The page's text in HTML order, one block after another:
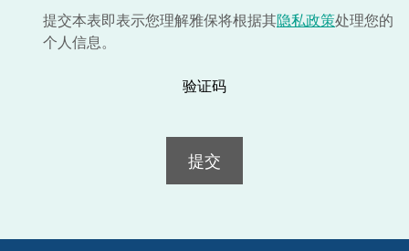
提交本表即表示您理解雅保将根据其隐私政策处理您的
个人信息。
验证码
提交